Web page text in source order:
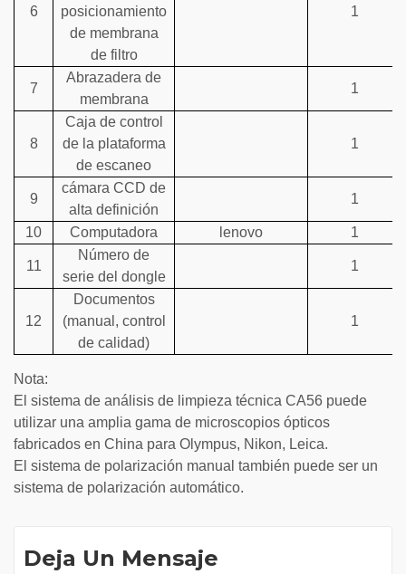
6
posicionamiento
de membrana
de filtro
1
7
Abrazadera de
membrana
1
8
Caja de control
de la plataforma
de escaneo
1
9
cámara CCD de
alta definición
1
10 Computadora lenovo 1
11
Número de
serie del dongle
1
12
Documentos
(manual, control
de calidad)
1
Nota:
El sistema de análisis de limpieza técnica CA56 puede
utilizar una amplia gama de microscopios ópticos
fabricados en China para Olympus, Nikon, Leica.
El sistema de polarización manual también puede ser un
sistema de polarización automático.
Deja Un Mensaje